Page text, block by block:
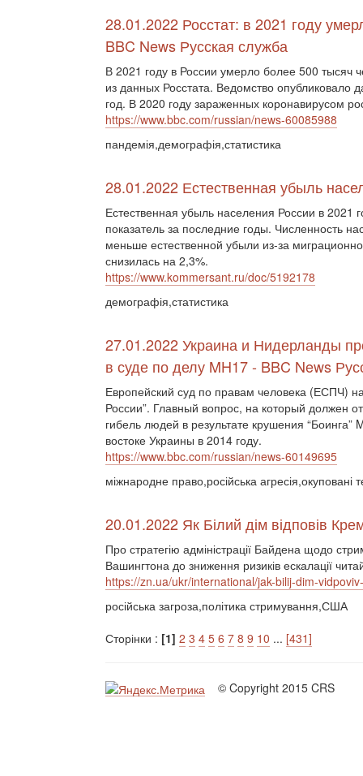
28.01.2022 Росстат: в 2021 году
BBC News Русская служба
В 2021 году в России умерло более 500 тысяч
из данных Росстата. Ведомство опубликовало
год. В 2020 году зараженных коронавирусом
https://www.bbc.com/russian/news-60085988
пандемія,демографія,статистика
28.01.2022 Естественная убыль
Естественная убыль населения России в
показатель за последние годы. Численность
меньше естественной убыли из-за
снизилась на 2,3%.
https://www.kommersant.ru/doc/5192178
демографія,статистика
27.01.2022 Украина и Нидерланды
в суде по делу MH17 - BBC News
Европейский суд по правам человека (ЕСПЧ)
России”. Главный вопрос, на который должен
гибель людей в результате крушения
востоке Украины в 2014 году.
https://www.bbc.com/russian/news-60149695
міжнародне право,російська
20.01.2022 Як Білий дім відповів
Про стратегію адміністрації Байдена щодо
Вашингтона до зниження ризиків ескалації
https://zn.ua/ukr/international/jak-bilij-dim-
російська загроза,політика стримування,США
Сторінки : [1] 2 3 4 5 6 7 8 9 10 ... [431]
© Copyright 2015 CRS